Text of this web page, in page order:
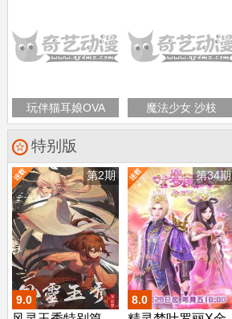
玩伴猫耳娘OVA 魔法少女 沙枝
 特别版
9.0
第2期
8.0
第34期